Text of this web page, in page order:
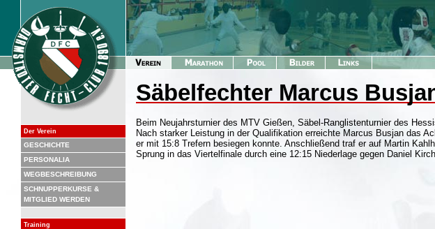
Der Verein
GESCHICHTE
PERSONALIA
WEGBESCHREIBUNG
SCHNUPPERKURSE &
MITGLIED WERDEN
Training
Säbelfechter Marcus
Beim Neujahrsturnier des MTV Gießen, Säbel-Ranglistenturnier des
Nach starker Leistung in der Qualifikation erreichte Marcus Busjan das
er mit 15:8 Trefern besiegen konnte. Anschließend traf er auf Martin
Sprung in das Viertelfinale durch eine 12:15 Niederlage gegen Daniel